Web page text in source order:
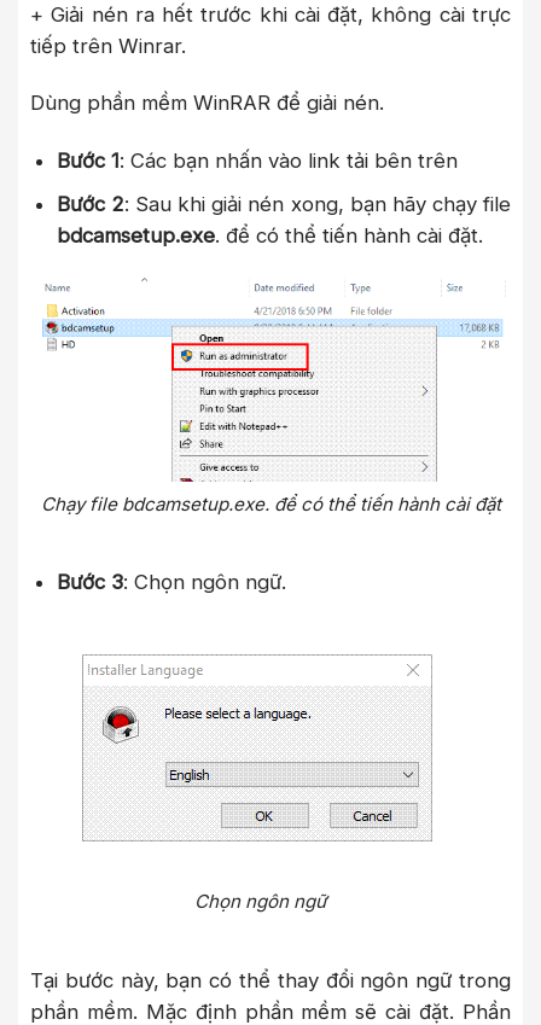
+ Giải nén ra hết trước khi cài đặt, không cài trực
tiếp trên Winrar.
Dùng phần mềm WinRAR để giải nén.
Bước 1: Các bạn nhấn vào link tải bên trên
Bước 2: Sau khi giải nén xong, bạn hãy chạy file
bdcamsetup.exe. để có thể tiến hành cài đặt.
Chạy file bdcamsetup.exe. để có thể tiến hành cài đặt
Bước 3: Chọn ngôn ngữ.
Chọn ngôn ngữ
Tại bước này, bạn có thể thay đổi ngôn ngữ trong
phần mềm. Mặc định phần mềm sẽ cài đặt. Phần